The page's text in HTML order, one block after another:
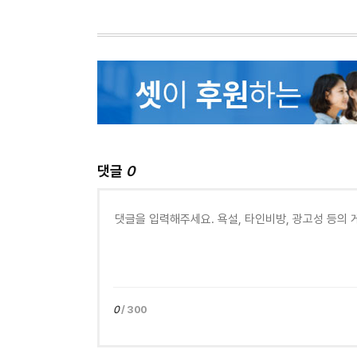
댓글 0
0/ 300